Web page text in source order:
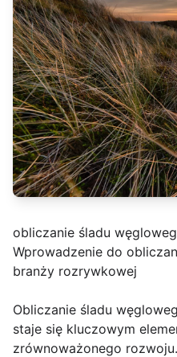
obliczanie śladu
Wprowadzenie do
branży rozrywkowej
Obliczanie śladu
staje się kluczowym
zrównoważonego